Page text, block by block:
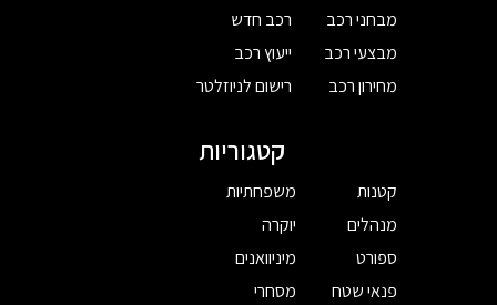
מבחני רכב
מבצעי רכב
מחירון רכב
רכב חדש
ייעוץ רכב
רישום לניוזלטר
קטגוריות
קטנות
מנהלים
ספורט
פנאי שטח
משפחתיות
יוקרה
מיניוואנים
מסחרי